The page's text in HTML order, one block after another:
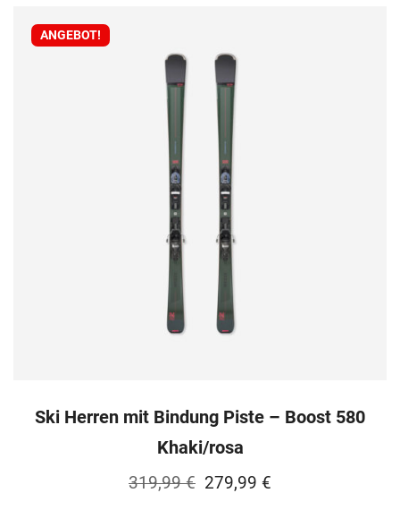
ANGEBOT!
Ski Herren mit Bindung Piste – Boost 580
Khaki/rosa
319,99€ Ursprünglicher
279,99 €